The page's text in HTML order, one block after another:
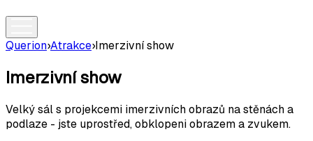
Querion›Atrakce›Imerzivní show
Imerzivní show
Velký sál s projekcemi imerzivních obrazů na stěnách a
podlaze - jste uprostřed, obklopeni obrazem a zvukem.